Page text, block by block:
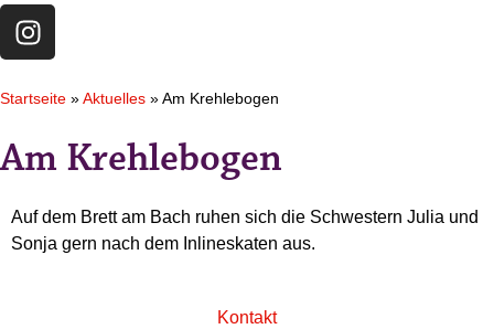
Startseite » Aktuelles » Am Krehlebogen
Am Krehlebogen
Auf dem Brett am Bach ruhen sich die Schwestern Julia und
Sonja gern nach dem Inlineskaten aus.
Kontakt